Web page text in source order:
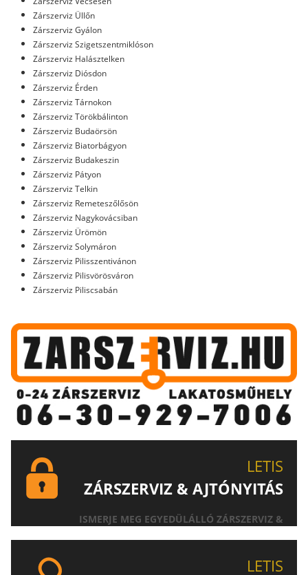
Zárszerviz Üllőn
Zárszerviz Gyálon
Zárszerviz Szigetszentmiklóson
Zárszerviz Halásztelken
Zárszerviz Diósdon
Zárszerviz Érden
Zárszerviz Tárnokon
Zárszerviz Törökbálinton
Zárszerviz Budaörsön
Zárszerviz Biatorbágyon
Zárszerviz Budakeszin
Zárszerviz Pátyon
Zárszerviz Telkin
Zárszerviz Remeteszőlősön
Zárszerviz Nagykovácsiban
Zárszerviz Ürömön
Zárszerviz Solymáron
Zárszerviz Pilisszentivánon
Zárszerviz Pilisvörösváron
Zárszerviz Piliscsabán
LETIS
ZÁRSZERVIZ & AJTÓNYITÁS
ISMERJE MEG EGYEDÜLÁLLÓ ZÁRSZERVIZ &
LETIS